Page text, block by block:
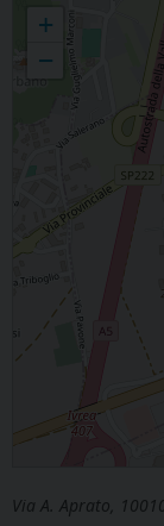
+
−
Via A. Aprato,